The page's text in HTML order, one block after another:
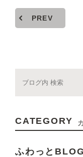
PREV
CATEGORY
ふわっとBLOG